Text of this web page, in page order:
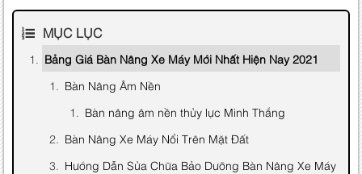
MỤC LỤC
Bảng Giá Bàn Nâng Xe Máy Mới Nhất Hiện Nay 2021
Bàn Nâng Âm Nền
Bàn nâng âm nền thủy lực Minh Thắng
Bàn Nâng Xe Máy Nổi Trên Mặt Đất
Hướng Dẫn Sửa Chữa Bảo Dưỡng Bàn Nâng Xe Máy